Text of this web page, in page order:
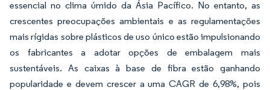
essencial no clima úmido da Ásia Pacífico. No entanto, as
crescentes preocupações ambientais e as regulamentações
mais rígidas sobre plásticos de uso único estão impulsionando
os fabricantes a adotar opções de embalagem mais
sustentáveis. As caixas à base de fibra estão ganhando
popularidade e devem crescer a uma CAGR de 6,98%, pois